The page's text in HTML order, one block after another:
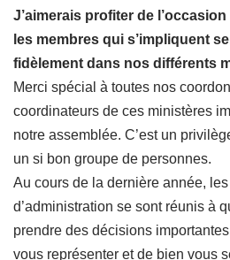
J’aimerais profiter de
les membres qui s’impliquent
fidèlement dans nos différents
Merci spécial à toutes nos
coordinateurs de ces ministères
notre assemblée. C’est un
un si bon groupe de personnes.
Au cours de la dernière année,
d’administration se sont réunis à
prendre des décisions
vous représenter et de bien vous